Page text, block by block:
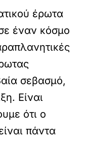
έρωτα
έναν κόσμο
σεβασμό,
Είναι
ότι ο
πάντα